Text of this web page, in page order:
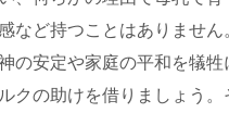
など持つことはありません
の安定や家庭の平和を犠
クの助けを借りましょう